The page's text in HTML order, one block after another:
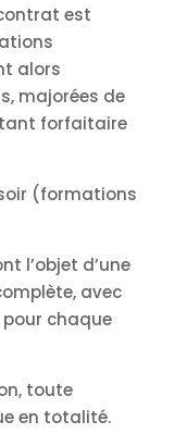
est
alors
majorées de
forfaitaire
(formations
l’objet d’une
avec
chaque
toute
en totalité.